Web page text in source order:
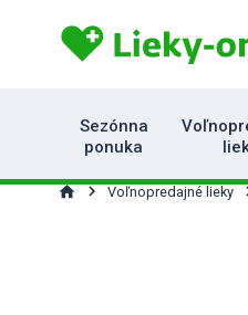
Sezónna
ponuka
home Voľnopredajné lieky